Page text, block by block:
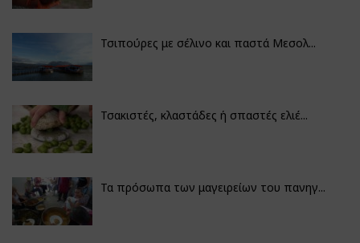
Τσιπούρες με σέλινο και παστά Μεσολ...
Τσακιστές, κλαστάδες ή σπαστές ελιέ...
Τα πρόσωπα των μαγειρείων του πανηγ...